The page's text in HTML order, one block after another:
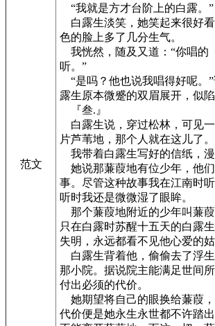
范文
“我就是方才台阶上的白露。”
白露生淡笑，她笑起来很好
色的脸上多了几分生气。
我恍然，随及又道：“你唱的
听。”
“是吗？他也说我唱得好呢。”
露生原本微蹙的双眉展开，似
『叁.』
白露生说，穿过松林，可见
片芦苇地，那个人就在这儿了。
我带着白露生写好的信纸，漫
她说那蒹葭地有位少年，他
事。尽管这种故事我在江南时
听时我还是微微湿了眼眸。
那个蒹葭地附近的少年叫蒹
只在白露时苏醒十五天的白露
失明，永远都看不见他心爱的姑
白露生背着他，偷偷去了浮
那小院。据说院主能满足世间
付出必须的代价。
她期望将自己的眼换给蒹葭
代价便是她永生永世都不许踏